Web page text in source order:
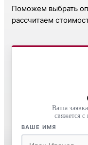
Поможем выбрать
рассчитаем
Ваша
свяжется
ВАШЕ ИМЯ